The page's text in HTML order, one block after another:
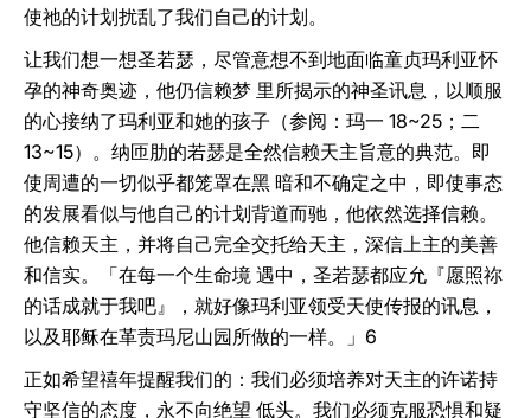
使祂的计划扰乱了我们自己的计划。
让我们想一想圣若瑟，尽管意想不到地面临童贞玛利亚怀
孕的神奇奥迹，他仍信赖梦 里所揭示的神圣讯息，以顺服
的心接纳了玛利亚和她的孩子（参阅：玛一 18~25；二
13~15）。纳匝肋的若瑟是全然信赖天主旨意的典范。即
使周遭的一切似乎都笼罩在黑 暗和不确定之中，即使事态
的发展看似与他自己的计划背道而驰，他依然选择信赖。
他信赖天主，并将自己完全交托给天主，深信上主的美善
和信实。「在每一个生命境 遇中，圣若瑟都应允『愿照祢
的话成就于我吧』，就好像玛利亚领受天使传报的讯息，
以及耶稣在革责玛尼山园所做的一样。」6
正如希望禧年提醒我们的：我们必须培养对天主的许诺持
守坚信的态度，永不向绝望 低头。我们必须克服恐惧和疑